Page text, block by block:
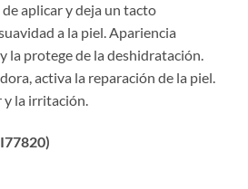
aplicar y deja un tacto
a la piel. Apariencia
la protege de la deshidratación.
activa la reparación de la piel.
y la irritación.